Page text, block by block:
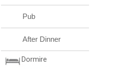
Pub
After Dinner
Dormire